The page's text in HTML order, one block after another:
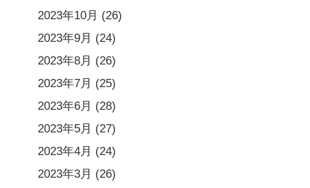
2023年10月 (26)
2023年9月 (24)
2023年8月 (26)
2023年7月 (25)
2023年6月 (28)
2023年5月 (27)
2023年4月 (24)
2023年3月 (26)